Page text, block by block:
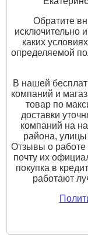
Обратите
исключительно
каких
определяемой
В нашей
компаний и
товар по
доставки
компаний на
района, улицы
Отзывы о работе
почту их
покупка в
работают